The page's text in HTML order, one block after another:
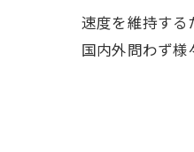
速度を維持する
国内外問わず様